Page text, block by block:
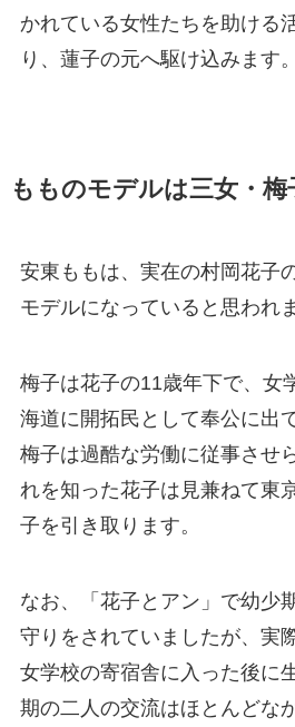
かれている女性たちを助ける
り、蓮子の元へ駆け込みます。
もものモデルは三女・梅
安東ももは、実在の村岡花子
モデルになっていると思われ
梅子は花子の11歳年下で、女
海道に開拓民として奉公に出
梅子は過酷な労働に従事させ
れを知った花子は見兼ねて東
子を引き取ります。
なお、「花子とアン」で幼少
守りをされていましたが、実
女学校の寄宿舎に入った後に
期の二人の交流はほとんどな